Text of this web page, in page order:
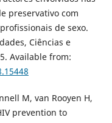
preservativo com
de sexo.
Ciências e
Available from:
M, van Rooyen H,
prevention to